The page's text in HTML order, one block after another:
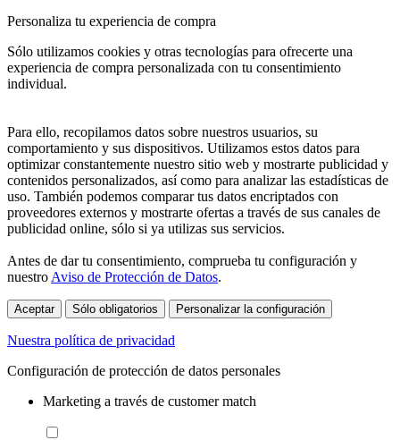
Personaliza tu experiencia de compra
Sólo utilizamos cookies y otras tecnologías para ofrecerte una
experiencia de compra personalizada con tu consentimiento
individual.
Para ello, recopilamos datos sobre nuestros usuarios, su
comportamiento y sus dispositivos. Utilizamos estos datos para
optimizar constantemente nuestro sitio web y mostrarte publicidad y
contenidos personalizados, así como para analizar las estadísticas de
uso. También podemos comparar tus datos encriptados con
proveedores externos y mostrarte ofertas a través de sus canales de
publicidad online, sólo si ya utilizas sus servicios.
Antes de dar tu consentimiento, comprueba tu configuración y
nuestro Aviso de Protección de Datos.
Aceptar Sólo obligatorios Personalizar la configuración
Nuestra política de privacidad
Configuración de protección de datos personales
Marketing a través de customer match